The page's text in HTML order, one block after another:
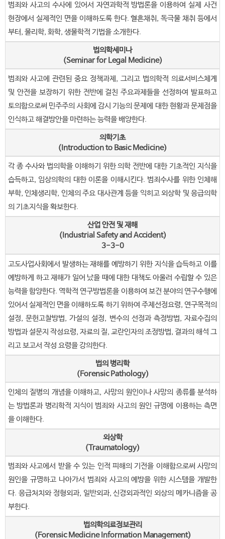
범죄와 사고의 수사에 있어서 자연과학적 방법론을 이용하여 실제 사건
현장에서 실제적인 면을 이해하도록 한다. 혈흔채취, 독극물 채취 등에서
부터, 물리학, 화학, 생물학적 기법을 소개한다.
법의학세미나
(Seminar for Legal Medicine)
범죄와 사고에 관련된 중요 정책과제, 그리고 법의학적 의료서비스체계
및 안전을 보장하기 위한 전반에 걸친 주요과제들을 선정하여 발표하고
토의함으로써 민주주의 사회에 감시 기능의 문제에 대한 현황과 문제점을
인식하고 해결방안을 마련하는 능력을 배양한다.
의학기초
(Introduction to Basic Medicine)
각 종 수사와 법의학을 이해하기 위한 의학 전반에 대한 기초적인 지식을
습득하고, 임상의학의 대한 이론을 이해시킨다. 범죄수사를 위한 인체해
부학, 인체생리학, 인체의 주요 대사관계 등을 익히고 외상학 및 응급의학
의 기초지식을 확보한다.
산업 안전 및 재해
(Industrial Safety and Accident)
3-3-0
고도사업사회에서 발생하는 재해를 예방하기 위한 지식을 습득하고 이를
예방하게 하고 재해가 일어 났을 때에 대한 대책도 아울러 수립할 수 있은
능력을 함양한다. 역학적 연구방법론을 이용하여 보건 분야의 연구수행에
있어서 실제적인 면을 이해하도록 하기 위하여 주제선정요령, 연구목적의
설정, 문헌고찰방법, 가설의 설정, 변수의 선정과 측정방법, 자료수집의
방법과 설문지 작성요령, 자료의 질, 교란인자의 조정방법, 결과의 해석 그
리고 보고서 작성 요령을 강의한다.
법의 병리학
(Forensic Pathology)
인체의 질병의 개념을 이해하고, 사망의 원인이나 사망의 종류를 분석하
는 방법론과 병리학적 지식이 범죄와 사고의 원인 규명에 이용하는 측면
을 이해한다.
외상학
(Traumatology)
범죄와 사고에서 받을 수 있는 인적 피해의 기전을 이해함으로써 사망의
원인을 규명하고 나아가서 범죄와 사고의 예방을 위한 시스템을 개발한
다. 응급처치와 정형외과, 일반외과, 신경외과적인 외상의 메카니즘을 공
부한다.
법의학의료정보관리
(Forensic Medicine Information Management)